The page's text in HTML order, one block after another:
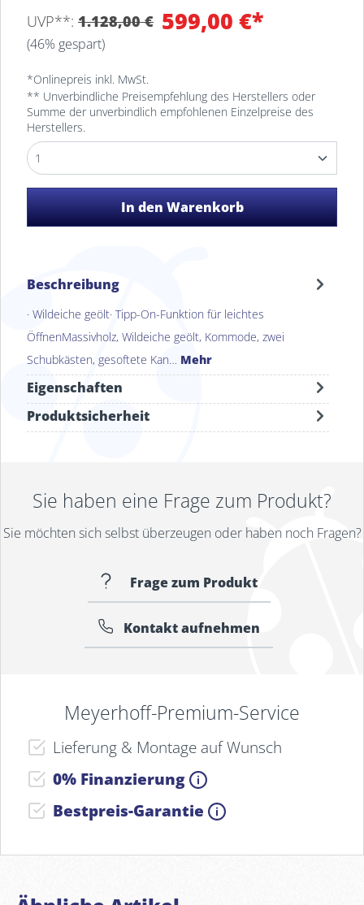
Beschreibung
· Wildeiche geölt· Tipp-On-Funktion für leichtes
ÖffnenMassivholz, Wildeiche geölt, Kommode, zwei
Schubkästen, gesoftete Kan… Mehr
Eigenschaften
Produktsicherheit
Sie haben eine Frage zum Produkt?
Sie möchten sich selbst überzeugen oder haben noch Fragen?
Frage zum Produkt
Kontakt aufnehmen
Meyerhoff-Premium-Service
Lieferung & Montage auf Wunsch
0% Finanzierung
Bestpreis-Garantie
599,00 €*
UVP**: 1.128,00 €
(46% gespart)
*Onlinepreis inkl. MwSt.
** Unverbindliche Preisempfehlung des Herstellers oder
Summe der unverbindlich empfohlenen Einzelpreise des
Herstellers.
MEYERHOFF-Lager
Osterholz-Scharmbeck
MEYERHOFF Osterholz-
Scharmbeck
In den Warenkorb